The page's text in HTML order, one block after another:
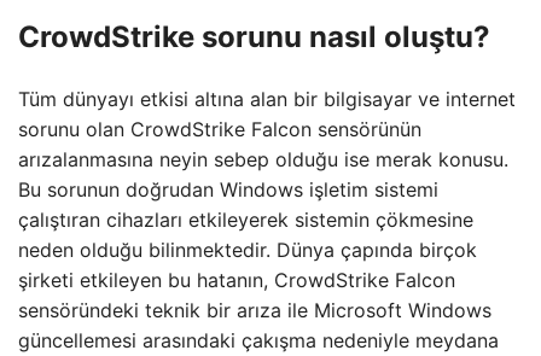
CrowdStrike sorunu nasıl oluştu?
Tüm dünyayı etkisi altına alan bir bilgisayar ve internet
sorunu olan CrowdStrike Falcon sensörünün
arızalanmasına neyin sebep olduğu ise merak konusu.
Bu sorunun doğrudan Windows işletim sistemi
çalıştıran cihazları etkileyerek sistemin çökmesine
neden olduğu bilinmektedir. Dünya çapında birçok
şirketi etkileyen bu hatanın, CrowdStrike Falcon
sensöründeki teknik bir arıza ile Microsoft Windows
güncellemesi arasındaki çakışma nedeniyle meydana